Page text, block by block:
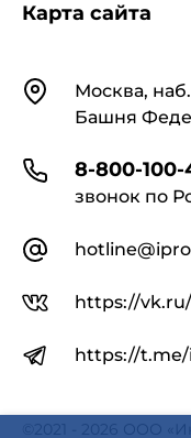
КонтактыМосква,
Башня
8-800-100-
звонок по
https://
https://
Карта сайта
©2021 - 2026 ООО